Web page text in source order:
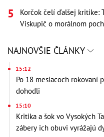
Korčok čelí ďalšej kritike:
Viskupič o morálnom
NAJNOVŠIE ČLÁNKY
15:12
Po 18 mesiacoch rokovaní
dohodli
15:10
Kritika a šok vo Vysokých
zábery ich obuvi vyrážajú